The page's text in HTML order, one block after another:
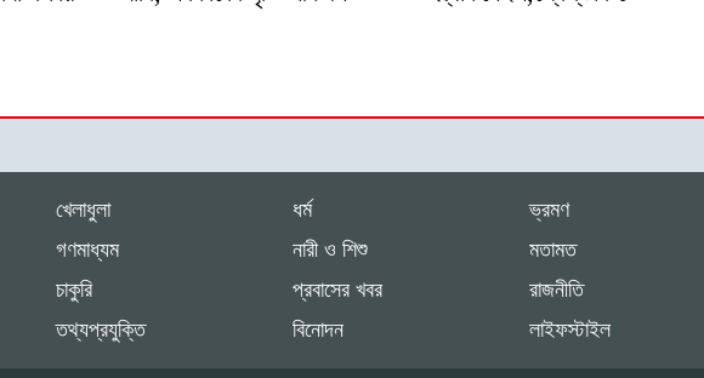
খেলাধুলা
গণমাধ্যম
চাকুরি
তথ্যপ্রযুক্তি
ধর্ম
নারী ও শিশু
প্রবাসের খবর
বিনোদন
ভ্রমণ
মতামত
রাজনীতি
লাইফস্টাইল